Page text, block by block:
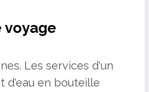
voyage
Les services d'un
d'eau en bouteille